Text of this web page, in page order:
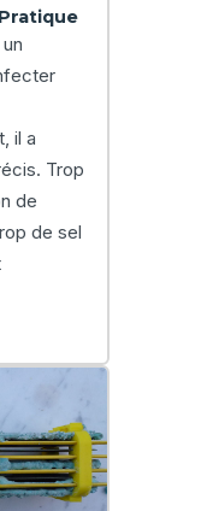
il a
Trop
de
de sel